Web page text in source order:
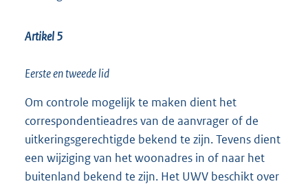
Artikel 5
Eerste en tweede lid
Om controle mogelijk te maken dient het
correspondentieadres van de aanvrager of de
uitkeringsgerechtigde bekend te zijn. Tevens dient
een wijziging van het woonadres in of naar het
buitenland bekend te zijn. Het UWV beschikt over